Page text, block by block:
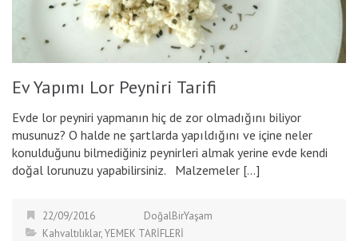
Ev Yapımı Lor Peyniri Tarifi
Evde lor peyniri yapmanın hiç de zor olmadığını biliyor
musunuz? O halde ne şartlarda yapıldığını ve içine neler
konulduğunu bilmediğiniz peynirleri almak yerine evde kendi
doğal lorunuzu yapabilirsiniz. Malzemeler […]
22/09/2016
DoğalBirYaşam
Kahvaltılıklar,YEMEK TARİFLERİ